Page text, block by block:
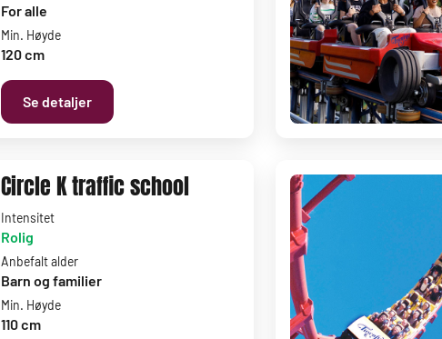
For alle
Min. Høyde
120 cm
Se detaljer
Circle K traffic school
Intensitet
Rolig
Anbefalt alder
Barn og familier
Min. Høyde
110 cm